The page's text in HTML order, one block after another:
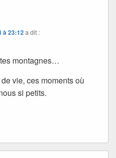
à 23:12a dit :
montagnes…
vie, ces moments où
si petits.